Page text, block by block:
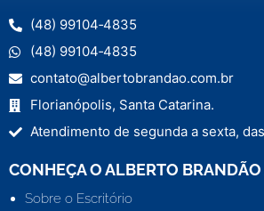
(48) 99104‑4835
(48) 99104‑4835
contato@albertobrandao.com.br
Florianópolis, Santa Catarina.
Atendimento de segunda a sexta,
CONHEÇA O ALBERTO
Sobre o Escritório